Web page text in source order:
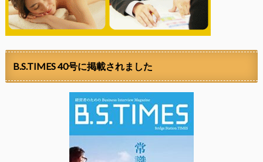
B.S.TIMES 40号に掲載されました